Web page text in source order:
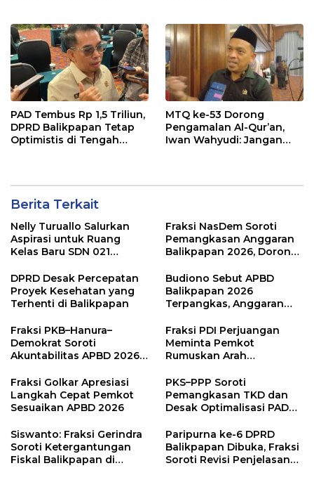
PAD Tembus Rp 1,5 Triliun,
DPRD Balikpapan Tetap
Optimistis di Tengah
MTQ ke-53 Dorong
Pengamalan Al-Qur’an,
Iwan Wahyudi: Jangan
Berita Terkait
Nelly Turuallo Salurkan
Aspirasi untuk Ruang
Kelas Baru SDN 021
Fraksi NasDem Soroti
Pemangkasan Anggaran
Balikpapan 2026, Dorong
Publik
DPRD Desak Percepatan
Proyek Kesehatan yang
Terhenti di Balikpapan
Budiono Sebut APBD
Balikpapan 2026
Terpangkas, Anggaran
Fraksi PKB–Hanura–
Demokrat Soroti
Akuntabilitas APBD 2026
Pengawasan Belanja
Modal
Fraksi PDI Perjuangan
Meminta Pemkot
Rumuskan Arah
Terukur sebagai
Penyangga IKN
Fraksi Golkar Apresiasi
Langkah Cepat Pemkot
Sesuaikan APBD 2026
PKS–PPP Soroti
Pemangkasan TKD dan
Desak Optimalisasi PAD
Balikpapan 2026
Siswanto: Fraksi Gerindra
Soroti Ketergantungan
Fiskal Balikpapan di
Paripurna ke-6 DPRD
Balikpapan Dibuka, Fraksi
Soroti Revisi Penjelasan